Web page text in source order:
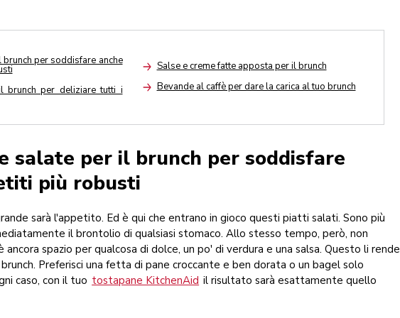
brunch per soddisfare anche
brunch per deliziare tutti i
Arrow
Salse e creme fatte apposta per il brunch
Arrow
Bevande al caffè per dare la carica al tuo brunch
salate per il brunch per soddisfare
più robusti
sarà l'appetito. Ed è qui che entrano in gioco questi piatti salati. Sono più
il brontolio di qualsiasi stomaco. Allo stesso tempo, però, non
spazio per qualcosa di dolce, un po' di verdura e una salsa. Questo li rende
Preferisci una fetta di pane croccante e ben dorata o un bagel solo
caso, con il tuo tostapane KitchenAid il risultato sarà esattamente quello